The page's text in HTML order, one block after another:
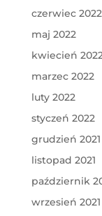
czerwiec 2022
maj 2022
kwiecień
marzec 2022
luty 2022
styczeń 2022
grudzień 2021
listopad 2021
październik
wrzesień 2021